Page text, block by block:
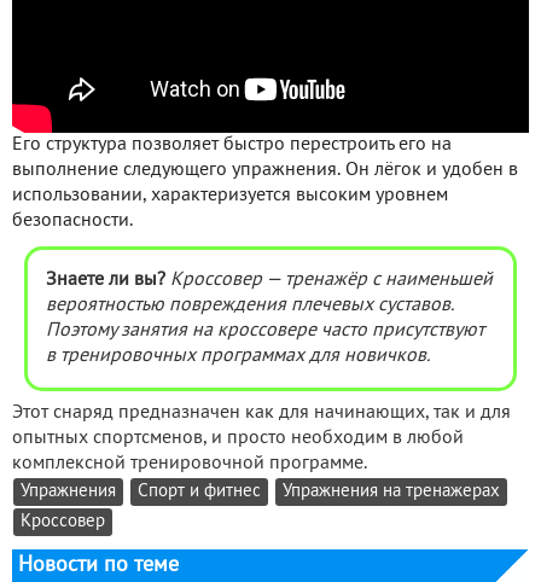
Его структура позволяет быстро перестроить его на
выполнение следующего упражнения. Он лёгок и удобен в
использовании, характеризуется высоким уровнем
безопасности.
Знаете ли вы? Кроссовер — тренажёр с наименьшей
вероятностью повреждения плечевых суставов.
Поэтому занятия на кроссовере часто присутствуют
в тренировочных программах для новичков.
Этот снаряд предназначен как для начинающих, так и для
опытных спортсменов, и просто необходим в любой
комплексной тренировочной программе.
Упражнения Спорт и фитнес
Упражнения на тренажерах
Кроссовер
Новости по теме